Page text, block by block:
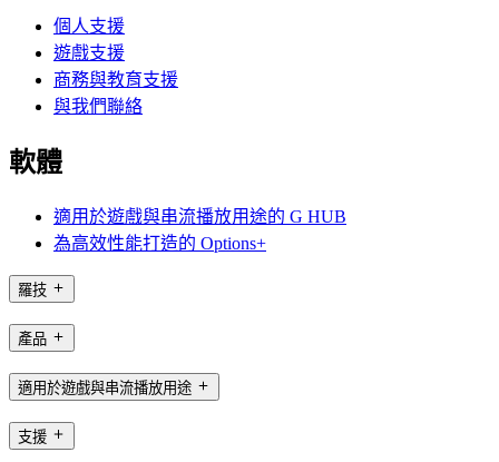
個人支援
遊戲支援
商務與教育支援
與我們聯絡
軟體
適用於遊戲與串流播放用途的 G HUB
為高效性能打造的 Options+
羅技
產品
適用於遊戲與串流播放用途
支援